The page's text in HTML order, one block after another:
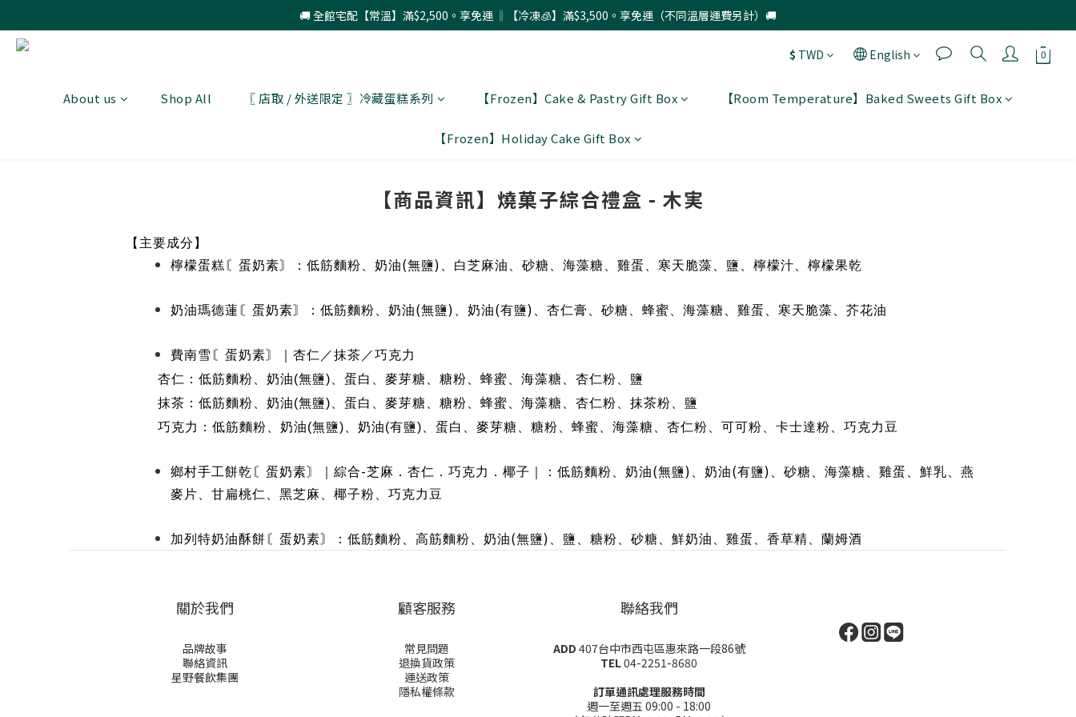
🚚 全館宅配【常溫】滿$2,500。享免運 ‖【冷凍🧊】滿$3,500。享免運（不同溫層運費另計）🚚
$ TWD English
About us Shop All 〖 店取 / 外送限定 〗冷藏蛋糕系列 【Frozen】Cake & Pastry Gift Box 【Room Temperature】Baked Sweets Gift Box
【Frozen】Holiday Cake Gift Box
【商品資訊】燒菓子綜合禮盒 - 木実
【主要成分】
檸檬蛋糕〘蛋奶素〙：低筋麵粉、奶油(無鹽) 、白芝麻油、砂糖、海藻糖、雞蛋、寒天脆藻、鹽、檸檬汁、檸檬果乾
奶油瑪德蓮〘蛋奶素〙：低筋麵粉、奶油(無鹽) 、奶油(有鹽) 、杏仁膏、砂糖、蜂蜜、海藻糖、雞蛋、寒天脆藻、芥花油
費南雪〘蛋奶素〙｜杏仁／抹茶／巧克力
杏仁：低筋麵粉、奶油(無鹽) 、蛋白、麥芽糖、糖粉、蜂蜜、海藻糖、杏仁粉、鹽
抹茶：低筋麵粉、奶油(無鹽) 、蛋白、麥芽糖、糖粉、蜂蜜、海藻糖、杏仁粉、抹茶粉、 鹽
巧克力：低筋麵粉、奶油(無鹽) 、奶油(有鹽) 、蛋白、麥芽糖、糖粉、蜂蜜、海藻糖、杏仁粉、可可粉、卡士達粉、巧克力豆
鄉村手工餅乾〘蛋奶素〙｜綜合-芝麻．杏仁．巧克力．椰子｜：低筋麵粉、奶油(無鹽) 、奶油(有鹽)
、砂糖、海藻糖、雞蛋、鮮乳、燕
麥片、甘扁桃仁、黑芝麻、椰子粉、巧克力豆
加列特奶油酥餅〘蛋奶素〙：低筋麵粉、高筋麵粉、奶油(無鹽) 、鹽、糖粉、砂糖、鮮奶油、雞蛋、香草精 、蘭姆酒
關於我們
品牌故事
聯絡資訊
星野餐飲集團
顧客服務
常見問題
退換貨政策
運送政策
隱私權條款
聯絡我們
ADD 407台中市西屯區惠來路一段86號
TEL04-2251-8680
訂單通訊處理服務時間
週一至週五 09:00 - 18:00